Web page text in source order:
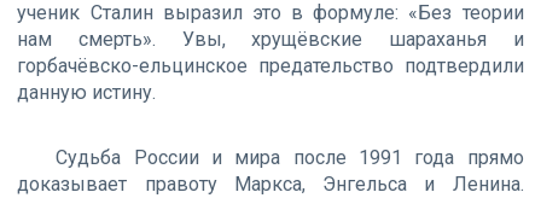
ученик Сталин выразил это в формуле: «Без теории
нам смерть». Увы, хрущёвские шараханья и
горбачёвско-ельцинское предательство подтвердили
данную истину.
Судьба России и мира после 1991 года прямо
доказывает правоту Маркса, Энгельса и Ленина.